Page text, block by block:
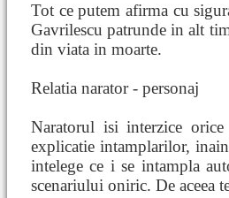
Tot ce putem afirma cu
Gavrilescu patrunde in alt
din viata in moarte.
Relatia narator - personaj
Naratorul isi interzice
explicatie intamplarilor,
intelege ce i se intampla
scenariului oniric. De aceea